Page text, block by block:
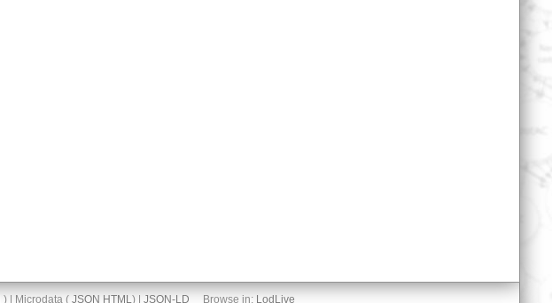
) | Microdata ( JSON HTML) | JSON-LD Browse in: LodLive